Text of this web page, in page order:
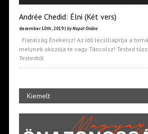
Andrée Chedid: Élni (Két vers)
december 10th, 2019 | by Napút Online
Fiatalság Énekelsz! Az idő lecsillapítja a
melynek okozója te vagy Táncolsz! Tested
Testedtől
Kiemelt